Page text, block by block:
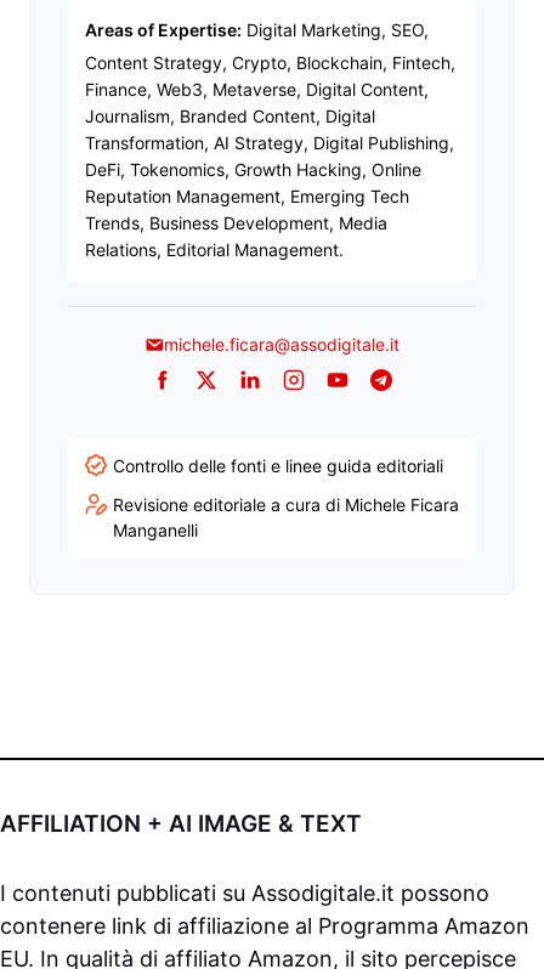
Areas of Expertise: Digital Marketing, SEO,
Content Strategy, Crypto, Blockchain, Fintech,
Finance, Web3, Metaverse, Digital Content,
Journalism, Branded Content, Digital
Transformation, AI Strategy, Digital Publishing,
DeFi, Tokenomics, Growth Hacking, Online
Reputation Management, Emerging Tech
Trends, Business Development, Media
Relations, Editorial Management.
michele.ficara@assodigitale.it
Facebook
TwitterLinkedInInstagram
YouTubeTelegram
Controllo delle fonti e linee guida editoriali
Revisione editoriale a cura di Michele Ficara
Manganelli
AFFILIATION + AI IMAGE & TEXT
I contenuti pubblicati su Assodigitale.it possono
contenere link di affiliazione al Programma Amazon
EU. In qualità di affiliato Amazon, il sito percepisce